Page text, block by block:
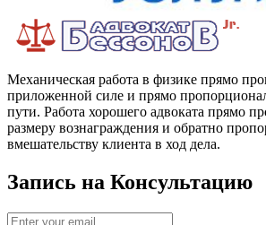
Механическая работа в физике прямо
приложенной силе и прямо
пути. Работа хорошего адвоката прямо
размеру вознаграждения и обратно
вмешательству клиента в ход дела.
Запись на Консультацию